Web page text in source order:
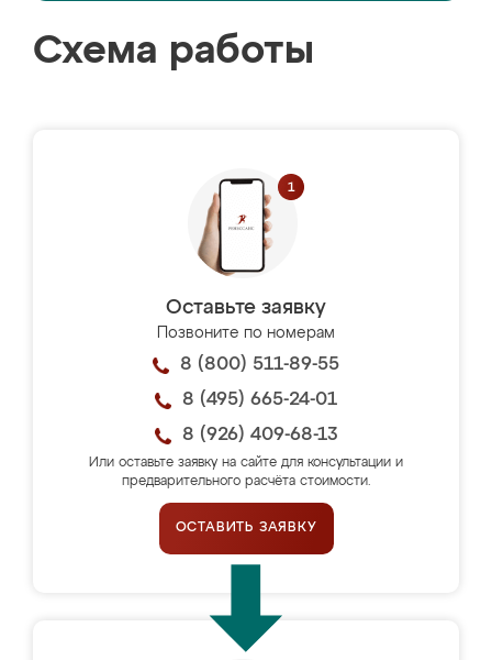
Схема работы
Оставьте заявку
Позвоните по номерам
8 (800) 511-89-55
8 (495) 665-24-01
8 (926) 409-68-13
Или оставьте заявку на сайте для консультации и
предварительного расчёта стоимости.
ОСТАВИТЬ ЗАЯВКУ